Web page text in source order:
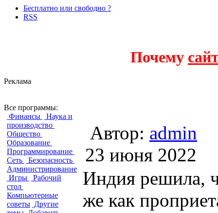
Бесплатно или свободно ?
RSS
Почему
Реклама
Все программы:
Финансы
Наука и
производство
Общество
Образование
Программирование
Сеть
Безопасность
Администрирование
Игры
Рабочий
стол
Компьютерные
советы Другие
Автор: admin
23 июня
Индия решила,
же как